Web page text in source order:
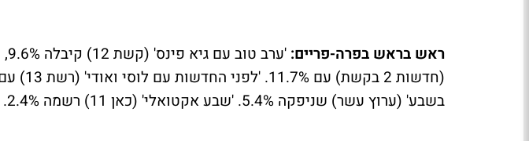
ראש בראש בפרה-פריים:
בשבע' (ערוץ עשר) שניפקה 5.4%. 'שבע אקטואלי' (כאן 11) רשמה 2.4%.